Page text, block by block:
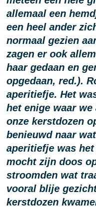
allemaal een
een heel ander
normaal gezien
zagen er ook
haar gedaan en
opgedaan, red.).
aperitiefje. Het
het enige waar we
onze kerstdozen
benieuwd naar
aperitiefje was
mocht zijn doos
stroomden wat
vooral blije
kerstdozen